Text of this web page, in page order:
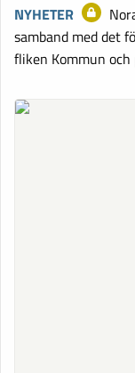
NYHETER
samband med det
fliken Kommun